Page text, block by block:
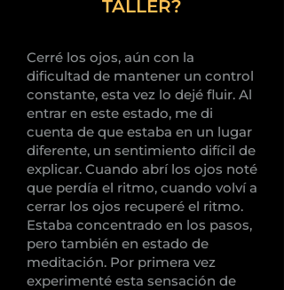
TALLER?
Cerré los ojos, aún con la
dificultad de mantener un control
constante, esta vez lo dejé fluir. Al
entrar en este estado, me di
cuenta de que estaba en un lugar
diferente, un sentimiento difícil de
explicar. Cuando abrí los ojos noté
que perdía el ritmo, cuando volví a
cerrar los ojos recuperé el ritmo.
Estaba concentrado en los pasos,
pero también en estado de
meditación. Por primera vez
experimenté esta sensación de